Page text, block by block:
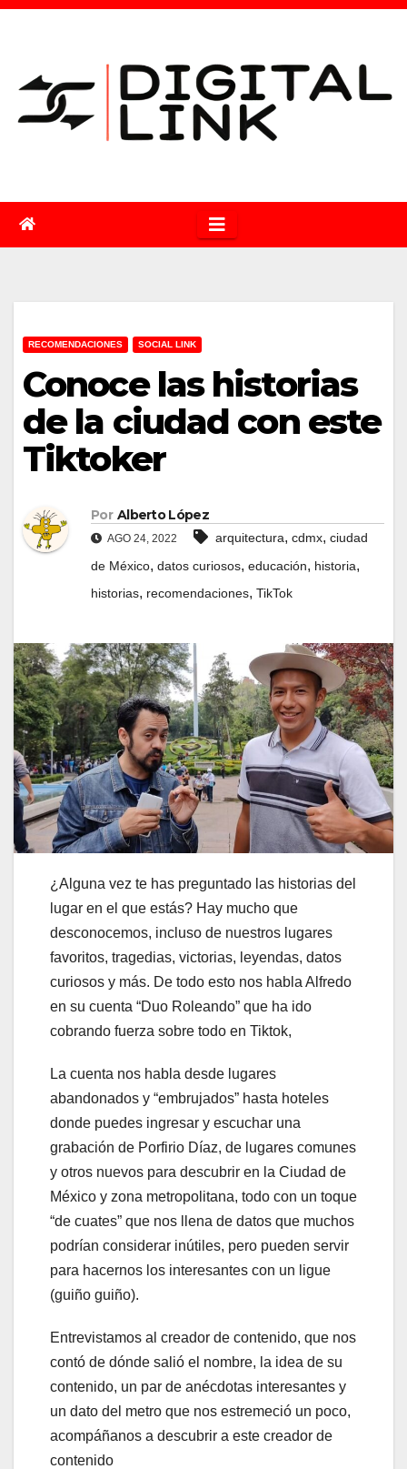
Saltar
RECOMENDACIONES SOCIAL LINK
Conoce las historias
de la ciudad con este
Tiktoker
Por Alberto López
AGO 24, 2022 arquitectura, cdmx, ciudad
de México, datos curiosos, educación, historia,
historias, recomendaciones, TikTok
¿Alguna vez te has preguntado las historias del
lugar en el que estás? Hay mucho que
desconocemos, incluso de nuestros lugares
favoritos, tragedias, victorias, leyendas, datos
curiosos y más. De todo esto nos habla Alfredo
en su cuenta “Duo Roleando” que ha ido
cobrando fuerza sobre todo en Tiktok,
La cuenta nos habla desde lugares
abandonados y “embrujados” hasta hoteles
donde puedes ingresar y escuchar una
grabación de Porfirio Díaz, de lugares comunes
y otros nuevos para descubrir en la Ciudad de
México y zona metropolitana, todo con un toque
“de cuates” que nos llena de datos que muchos
podrían considerar inútiles, pero pueden servir
para hacernos los interesantes con un ligue
(guiño guiño).
Entrevistamos al creador de contenido, que nos
contó de dónde salió el nombre, la idea de su
contenido, un par de anécdotas interesantes y
un dato del metro que nos estremeció un poco,
acompáñanos a descubrir a este creador de
contenido